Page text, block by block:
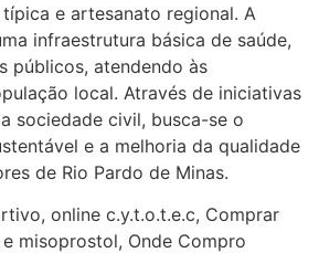
e artesanato regional. A
infraestrutura básica de saúde,
públicos, atendendo às
local. Através de iniciativas
sociedade civil, busca-se o
e a melhoria da qualidade
de Rio Pardo de Minas.
online c.y.t.o.t.e.c, Comprar
misoprostol, Onde Compro
(1199866**** em
www.proaborto.com)
vocês sabem dizer
já tomou os remédio se
que para de menstruar
a sair um líquido
se é normal ?
05/2026 17:10:05